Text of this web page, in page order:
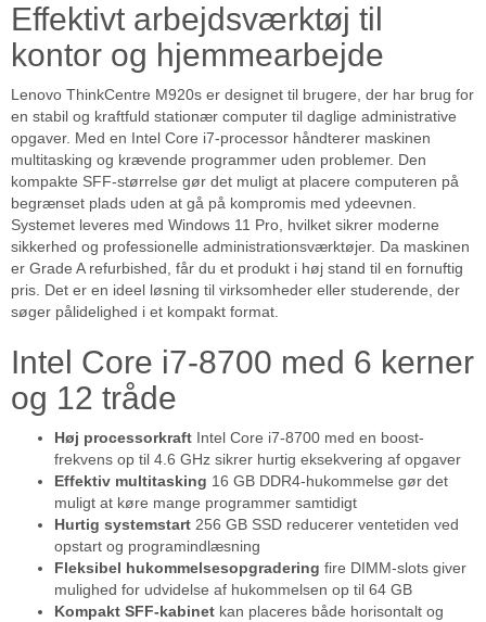
Effektivt arbejdsværktøj til
kontor og hjemmearbejde
Lenovo ThinkCentre M920s er designet til brugere, der har brug for
en stabil og kraftfuld stationær computer til daglige administrative
opgaver. Med en Intel Core i7-processor håndterer maskinen
multitasking og krævende programmer uden problemer. Den
kompakte SFF-størrelse gør det muligt at placere computeren på
begrænset plads uden at gå på kompromis med ydeevnen.
Systemet leveres med Windows 11 Pro, hvilket sikrer moderne
sikkerhed og professionelle administrationsværktøjer. Da maskinen
er Grade A refurbished, får du et produkt i høj stand til en fornuftig
pris. Det er en ideel løsning til virksomheder eller studerende, der
søger pålidelighed i et kompakt format.
Intel Core i7-8700 med 6 kerner
og 12 tråde
Høj processorkraft Intel Core i7-8700 med en boost-
frekvens op til 4.6 GHz sikrer hurtig eksekvering af opgaver
Effektiv multitasking 16 GB DDR4-hukommelse gør det
muligt at køre mange programmer samtidigt
Hurtig systemstart 256 GB SSD reducerer ventetiden ved
opstart og programindlæsning
Fleksibel hukommelsesopgradering fire DIMM-slots giver
mulighed for udvidelse af hukommelsen op til 64 GB
Kompakt SFF-kabinet kan placeres både horisontalt og